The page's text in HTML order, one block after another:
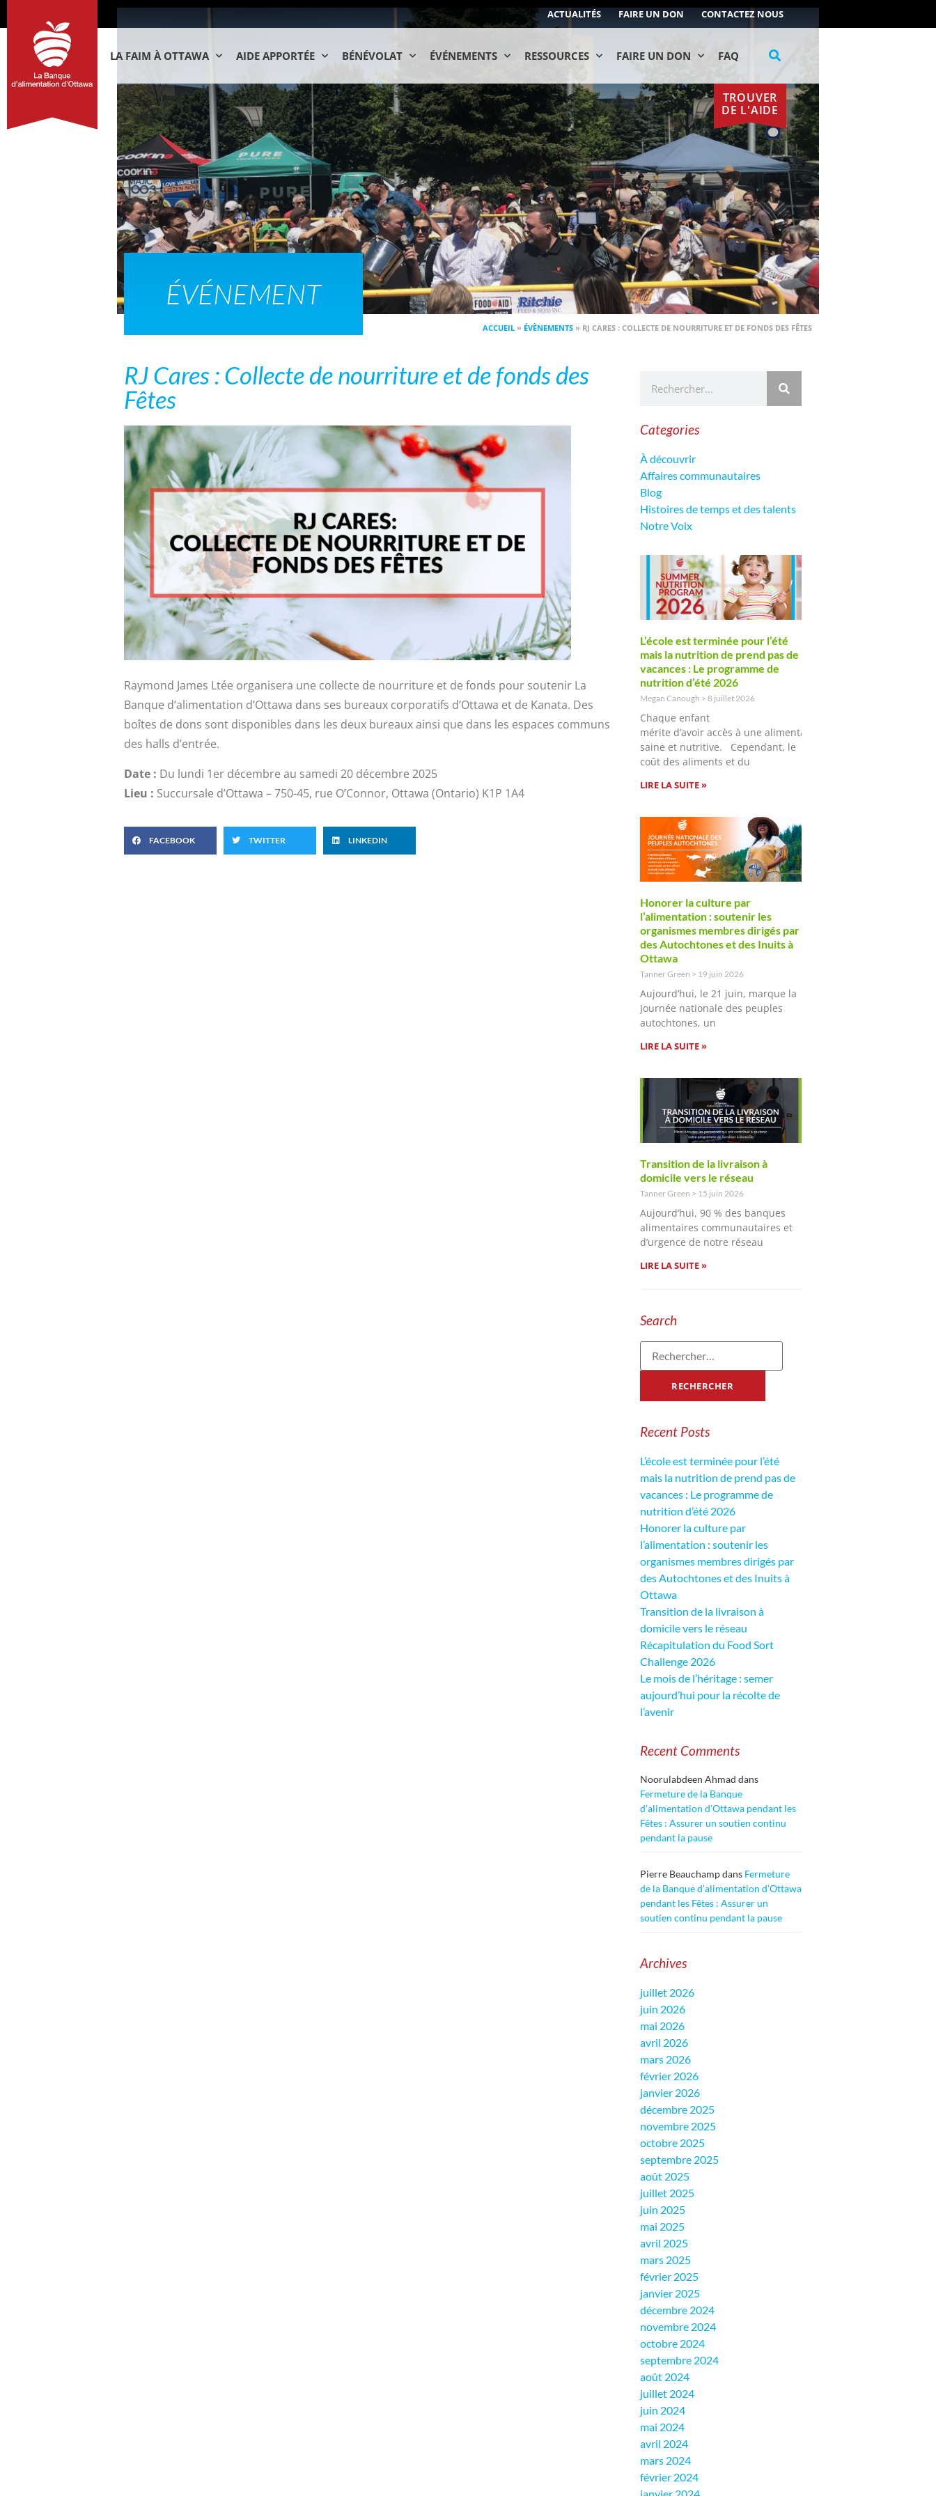
ACTUALITÉS FAIRE UN DON CONTACTEZ NOUS
LA FAIM À OTTAWA AIDE APPORTÉE BÉNÉVOLAT ÉVÉNEMENTS RESSOURCES FAIRE UN DON FAQ
TROUVER
DE L'AIDE
ÉVÉNEMENT
ACCUEIL » ÉVÈNEMENTS » RJ CARES : COLLECTE DE NOURRITURE ET DE FONDS DES FÊTES
RJ Cares : Collecte de nourriture et de fonds des
Fêtes
Raymond James Ltée organisera une collecte de nourriture et de fonds pour soutenir La
Banque d’alimentation d’Ottawa dans ses bureaux corporatifs d’Ottawa et de Kanata. Des
boîtes de dons sont disponibles dans les deux bureaux ainsi que dans les espaces communs
des halls d’entrée.
Date : Du lundi 1er décembre au samedi 20 décembre 2025
Lieu : Succursale d’Ottawa – 750-45, rue O’Connor, Ottawa (Ontario) K1P 1A4
FACEBOOK TWITTER LINKEDIN
Categories
À découvrir
Affaires communautaires
Blog
Histoires de temps et des talents
Notre Voix
L’école est terminée pour l’été
mais la nutrition de prend pas de
vacances : Le programme de
nutrition d’été 2026
Megan Canough 8 juillet 2026
Chaque enfant
mérite d’avoir accès à une alimentation
saine et nutritive. Cependant, le
coût des aliments et du
LIRE LA SUITE »
Honorer la culture par
l’alimentation : soutenir les
organismes membres dirigés par
des Autochtones et des Inuits à
Ottawa
Tanner Green 19 juin 2026
Aujourd’hui, le 21 juin, marque la
Journée nationale des peuples
autochtones, un
LIRE LA SUITE »
Transition de la livraison à
domicile vers le réseau
Tanner Green 15 juin 2026
Aujourd’hui, 90 % des banques
alimentaires communautaires et
d’urgence de notre réseau
LIRE LA SUITE »
Search
Recent Posts
L’école est terminée pour l’été
mais la nutrition de prend pas de
vacances : Le programme de
nutrition d’été 2026
Honorer la culture par
l’alimentation : soutenir les
organismes membres dirigés par
des Autochtones et des Inuits à
Ottawa
Transition de la livraison à
domicile vers le réseau
Récapitulation du Food Sort
Challenge 2026
Le mois de l’héritage : semer
aujourd’hui pour la récolte de
l’avenir
Recent Comments
Noorulabdeen Ahmad dans
Fermeture de la Banque
d’alimentation d’Ottawa pendant les
Fêtes : Assurer un soutien continu
pendant la pause
Pierre Beauchampdans Fermeture
de la Banque d’alimentation d’Ottawa
pendant les Fêtes : Assurer un
soutien continu pendant la pause
Archives
juillet 2026
juin 2026
mai 2026
avril 2026
mars 2026
février 2026
janvier 2026
décembre 2025
novembre 2025
octobre 2025
septembre 2025
août 2025
juillet 2025
juin 2025
mai 2025
avril 2025
mars 2025
février 2025
janvier 2025
décembre 2024
novembre 2024
octobre 2024
septembre 2024
août 2024
juillet 2024
juin 2024
mai 2024
avril 2024
mars 2024
février 2024
janvier 2024